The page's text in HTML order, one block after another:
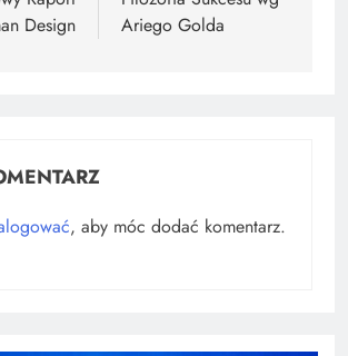
Design
Ariego Golda
, aby móc dodać komentarz.